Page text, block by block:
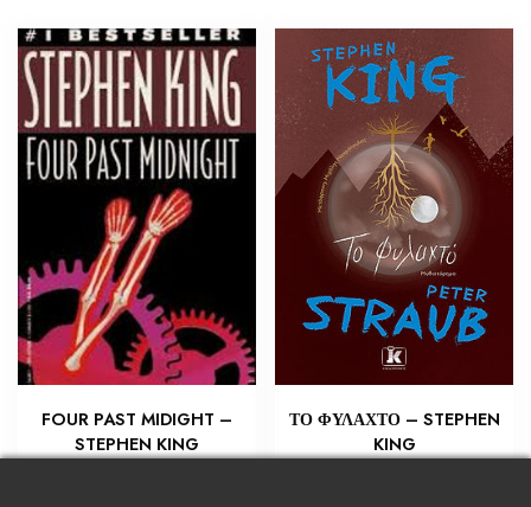
FOUR PAST MIDIGHT –
STEPHEN KING
ΤΟ ΦΥΛΑΧΤΟ – STEPHEN
KING